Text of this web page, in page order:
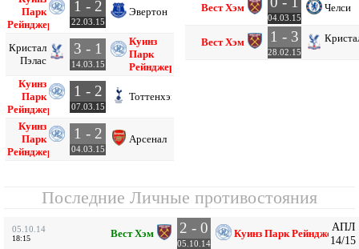
Парк
Рейнджерс
1 - 2
22.03.15
Эвертон
Кристал
Пэлас
3 - 1
14.03.15
Куинз
Парк
Рейнджерс
Куинз
Парк
Рейнджерс
1 - 2
07.03.15
Тоттенхэм
Куинз
Парк
Рейнджерс
1 - 2
04.03.15
Арсенал
Вест Хэм
04.03.15
Челси
Вест Хэм 1 - 3
28.02.15
Последние Личные противостояния
05.10.14
18:15 Вест Хэм 2 - 0
05.10.14
Куинз Парк Рейнджерс
АПЛ
14/15